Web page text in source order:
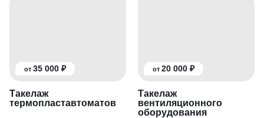
от 35 000 ₽
Такелаж
термопластавтоматов
от 20 000 ₽
Такелаж
вентиляционного
оборудования